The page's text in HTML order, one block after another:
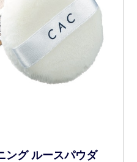
ング ルースパウダ